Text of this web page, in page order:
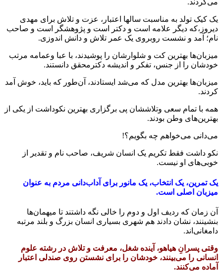
می‌کردند.
یک کیک تولد به مناسبت سالها اعتبار، عزت و تلاش برای مهدی
دیروز،که دیگر علامه است و دکتر است و پژوهشگر است و صاحب
نام؛ آمد و نشست روبروی یک عمر تلاش و دانش اندوزی.
میزبان‌ها بهترین کت و شلوارشان را پوشیدند، با عبا وعمامه مرتب
خودشان را از جنس، تفکر و اندیشه دکترمحقق دانستند.
میزبان‌ها بهترین مدل که می‌شد ایستادند، آن‌طور که باید، خوش آمد
کردند.
همه با تمام سعی وتلاششان پی برگزاری بهترین نکوداشت از یکی از
بهترین‌های وطن بودند.
می‌دانی می‌خواهم چه بگویم؟!
نکو داشت فقط تکریم یک انسان شریف، صاحب نام و تقدیر از
خوبی‌های او نیست.
یک تمرین، یک انتخاب، یک مانور برای آداب‌دانی مردم به عنوان
میزبان اصلی است.
آن زمان که ردیف اول و دوم را خالی نگه داشتند تا میهمان‌ها
بنشینند، نشان دادند هم شهری بسیاری انسان بزرگ و بلند مرتبه
دامغانی‌اند.
وقتی پسرانِ هیاهو، آینده شغل، معرفت و تلاش در رشته علوم
انسانی را می‌بینند، خودشان را برای نشستن روی صندلی اعتبار
آماده می‌کنند.